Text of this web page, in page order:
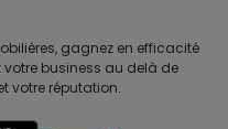
gagnez en efficacité
votre business au delà de
votre réputation.